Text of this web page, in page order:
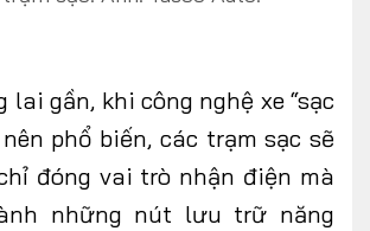
lai gần, khi công nghệ xe “sạc
phổ biến, các trạm sạc sẽ
đóng vai trò nhận điện mà
những nút lưu trữ năng